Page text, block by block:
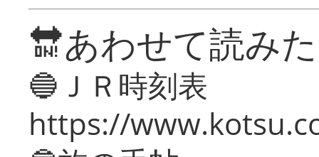
🔛あわせて読み
🔵ＪＲ時刻表
https://